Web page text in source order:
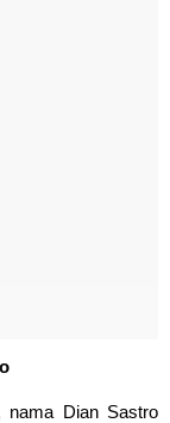
nama Dian Sastro